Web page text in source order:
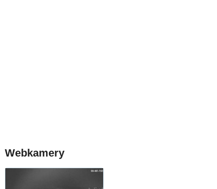
Webkamery